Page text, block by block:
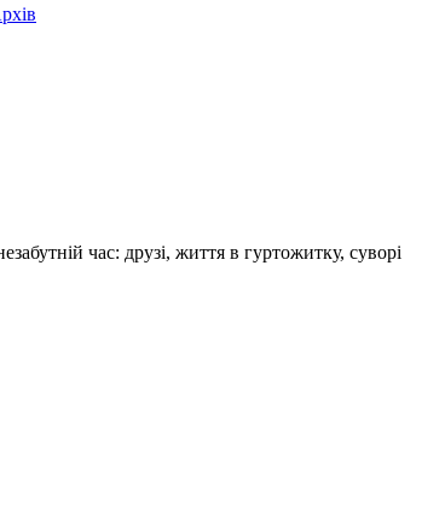
час: друзі, життя в гуртожитку, суворі